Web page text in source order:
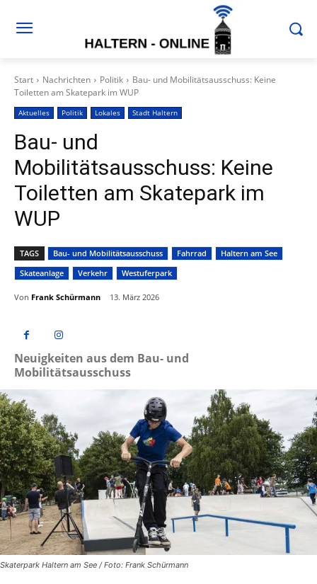
Start Nachrichten Politik
Bau- und Mobilitätsausschuss: Keine
Toiletten am Skatepark im WUP
Aktuelles Politik Lokales Stadt Haltern
Bau- und
Mobilitätsausschuss: Keine
Toiletten am Skatepark im
WUP
TAGS Bau- und Mobilitätsausschuss Fahrrad
Haltern am See
Skateanlage
Verkehr Westuferpark
Von Frank Schürmann 13. März 2026
Neuigkeiten aus dem Bau- und
Mobilitätsausschuss
Skaterpark Haltern am See / Foto: Frank Schürmann